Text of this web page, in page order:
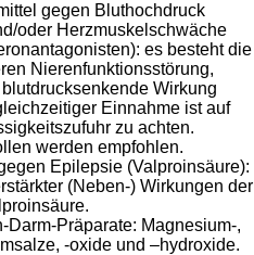
gegen Bluthochdruck
oder Herzmuskelschwäche
es besteht die
Nierenfunktionsstörung,
Wirkung
Einnahme ist auf
zu achten.
werden empfohlen.
Epilepsie (Valproinsäure):
(Neben-) Wirkungen der
Darm-Präparate: Magnesium-,
-oxide und –hydroxide.